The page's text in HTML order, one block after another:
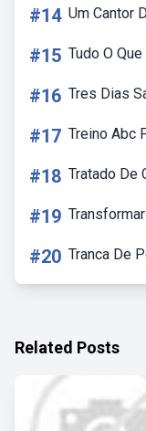
#14 Um Cantor
#15 Tudo O
#16 Tres Dias
#17 Treino Abc
#18 Tratado De
#19
#20 Tranca De
Related Posts